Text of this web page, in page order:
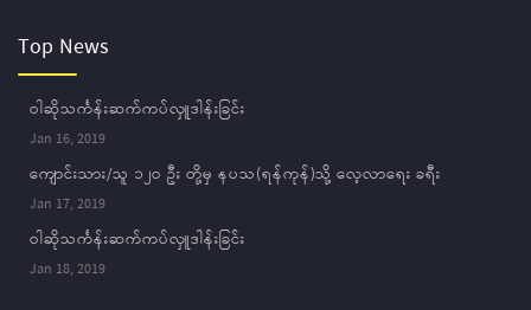
Top News
ဝါဆိုသင်္ကန်းဆက်ကပ်လှူဒါန်းခြင်း
Jan 16, 2019
ကျောင်းသား/သူ ၁၂ဝ ဦး တို့မှ နပသ(ရန်ကုန်)သို့ လေ့လာရေး ခရီး
Jan 17, 2019
ဝါဆိုသင်္ကန်းဆက်ကပ်လှူဒါန်းခြင်း
Jan 18, 2019